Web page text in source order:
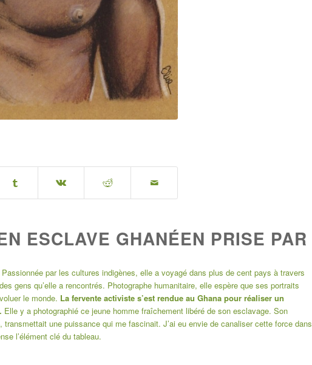
ESCLAVE GHANÉEN PRISE PAR
par les cultures indigènes, elle a voyagé dans plus de cent pays à travers
gens qu’elle a rencontrés. Photographe humanitaire, elle espère que ses portraits
le monde. La fervente activiste s’est rendue au Ghana pour réaliser un
Elle y a photographié ce jeune homme fraîchement libéré de son esclavage. Son
une puissance qui me fascinait. J’ai eu envie de canaliser cette force dans
l’élément clé du tableau.